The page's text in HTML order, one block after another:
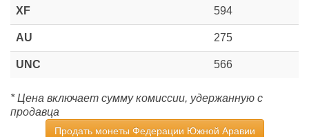
XF 594
AU 275
UNC 566
* Цена включает сумму комиссии, удержанную с
продавца
Продать монеты Федерации Южной Аравии